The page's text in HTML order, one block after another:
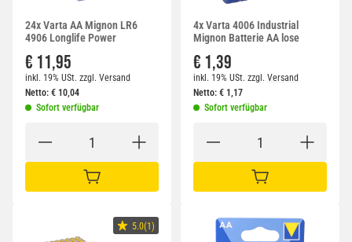
24x Varta AA Mignon LR6
4906 Longlife Power
€ 11,95
inkl. 19% USt. zzgl. Versand
Netto: € 10,04
Sofort verfügbar
IN DEN WARENKORB
4x Varta 4006 Industrial
Mignon Batterie AA lose
€ 1,39
inkl. 19% USt. zzgl. Versand
Netto: € 1,17
Sofort verfügbar
IN DEN WARENKORB
5.0(1)